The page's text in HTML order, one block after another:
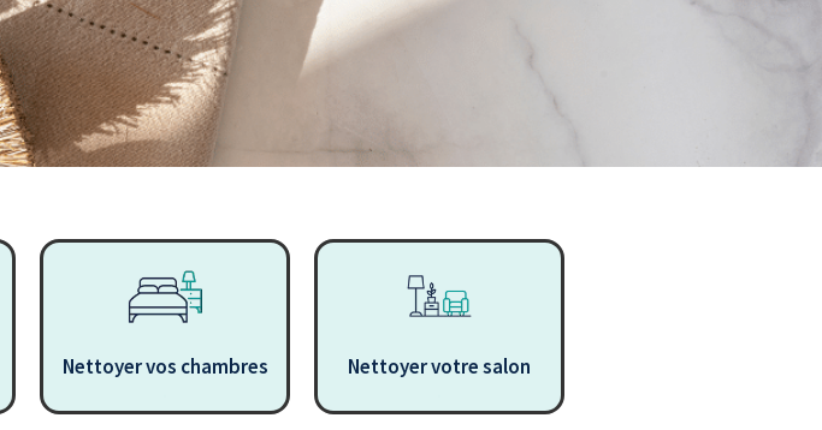
Nettoyer vos chambres
Nettoyer votre salon